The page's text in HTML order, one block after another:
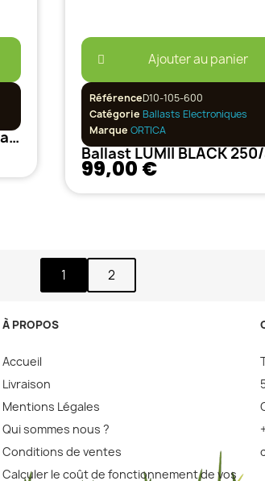
Ballast 1000w LUMATEK Variable
Ajouter au panier
RéférenceD10-105-600
CatégorieBallasts Electroniques
Marque ORTICA
99,00 €
1 2
À PROPOS
Accueil
Livraison
Mentions Légales
Qui sommes nous ?
Conditions de ventes
Calculer le coût de fonctionnement de vos